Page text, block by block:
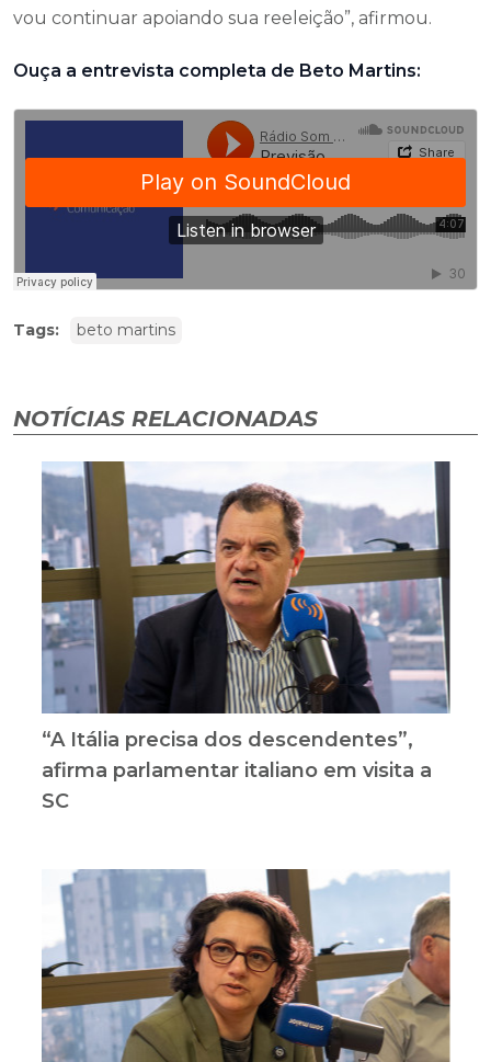
vou continuar apoiando sua reeleição”, afirmou.
Ouça a entrevista completa de Beto Martins:
Tags: beto martins
NOTÍCIAS RELACIONADAS
“A Itália precisa dos descendentes”,
afirma parlamentar italiano em visita a
SC